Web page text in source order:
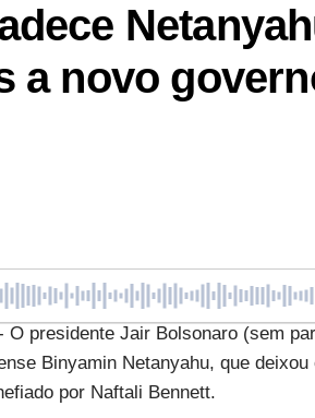
a novo
O presidente Jair Bolsonaro (sem
Binyamin Netanyahu, que
por Naftali Bennett.